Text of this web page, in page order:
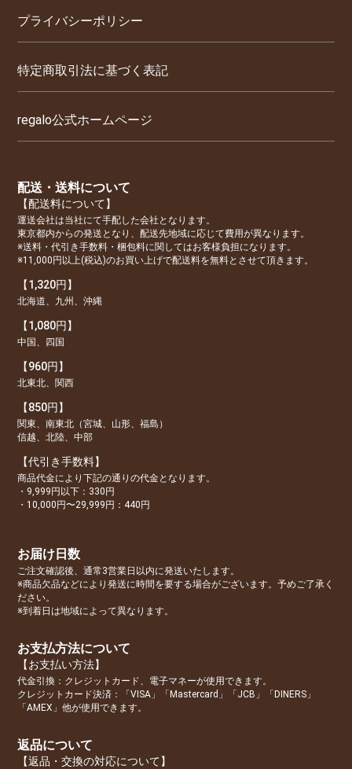
プライバシーポリシー
特定商取引法に基づく表記
regalo公式ホームページ
配送・送料について
【配送料について】
運送会社は当社にて手配した会社となります。
東京都内からの発送となり、配送先地域に応じて費用が異なります。
※送料・代引き手数料・梱包料に関してはお客様負担になります。
※11,000円以上(税込)のお買い上げで配送料を無料とさせて頂きます。
【1,320円】
北海道、九州、沖縄
【1,080円】
中国、四国
【960円】
北東北、関西
【850円】
関東、南東北（宮城、山形、福島）
信越、北陸、中部
【代引き手数料】
商品代金により下記の通りの代金となります。
・9,999円以下：330円
・10,000円〜29,999円：440円
お届け日数
ご注文確認後、通常3営業日以内に発送いたします。
※商品欠品などにより発送に時間を要する場合がございます。予めご了承く
ださい。
※到着日は地域によって異なります。
お支払方法について
【お支払い方法】
代金引換：クレジットカード、電子マネーが使用できます。
クレジットカード決済：「VISA」「Mastercard」「JCB」「DINERS」
「AMEX」他が使用できます。
返品について
【返品・交換の対応について】